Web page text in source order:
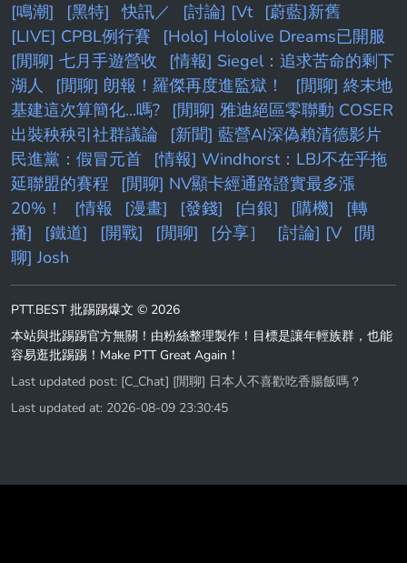
[鳴潮]
[黑特] 快訊／ [討論] [Vt
[蔚藍]新舊
[LIVE] CPBL例行賽
[Holo] Hololive Dreams已開服
[閒聊] 七月手遊營收
[情報] Siegel：追求苦命的剩下
湖人
[閒聊] 朗報！羅傑再度進監獄！
[閒聊] 終末地
基建這次算簡化...嗎?
[閒聊] 雅迪絕區零聯動 COSER
出裝秧秧引社群議論
[新聞] 藍營AI深偽賴清德影片
民進黨：假冒元首
[情報] Windhorst：LBJ不在乎拖
延聯盟的賽程
[閒聊] NV顯卡經通路證實最多漲
20%！
[情報 [漫畫] [發錢] [白銀] [購機]
[轉
播]
[鐵道] [開戰] [閒聊] [分享］ [討論] [V
[閒
聊] Josh
PTT.BEST 批踢踢爆文 © 2026
本站與批踢踢官方無關！由粉絲整理製作！目標是讓年輕族群，也能
容易逛批踢踢！Make PTT Great Again！
Last updated post: [C_Chat] [閒聊] 日本人不喜歡吃香腸飯嗎？
Last updated at: 2026-08-09 23:30:45